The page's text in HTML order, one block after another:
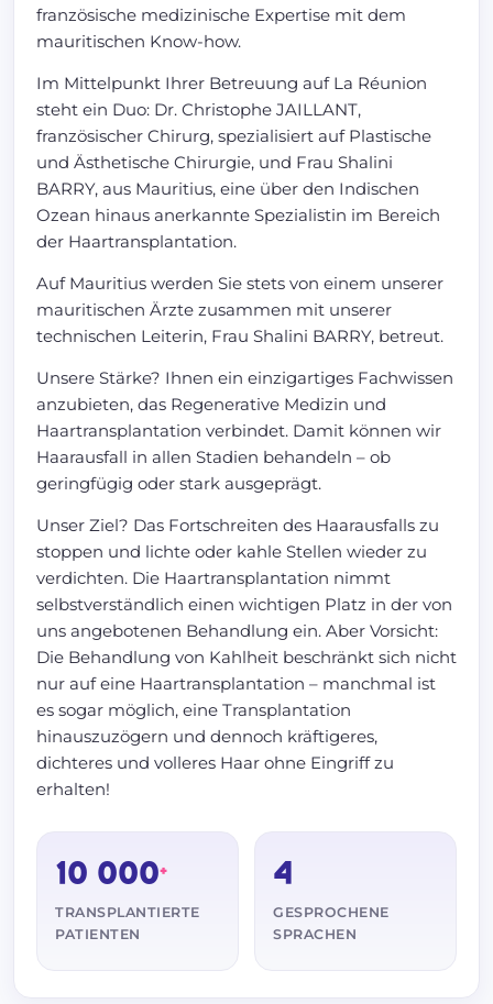
französische medizinische Expertise mit dem
mauritischen Know-how.
Im Mittelpunkt Ihrer Betreuung auf La Réunion
steht ein Duo: Dr. Christophe JAILLANT,
französischer Chirurg, spezialisiert auf Plastische
und Ästhetische Chirurgie, und Frau Shalini
BARRY, aus Mauritius, eine über den Indischen
Ozean hinaus anerkannte Spezialistin im Bereich
der Haartransplantation.
Auf Mauritius werden Sie stets von einem unserer
mauritischen Ärzte zusammen mit unserer
technischen Leiterin, Frau Shalini BARRY, betreut.
Unsere Stärke? Ihnen ein einzigartiges Fachwissen
anzubieten, das Regenerative Medizin und
Haartransplantation verbindet. Damit können wir
Haarausfall in allen Stadien behandeln – ob
geringfügig oder stark ausgeprägt.
Unser Ziel? Das Fortschreiten des Haarausfalls zu
stoppen und lichte oder kahle Stellen wieder zu
verdichten. Die Haartransplantation nimmt
selbstverständlich einen wichtigen Platz in der von
uns angebotenen Behandlung ein. Aber Vorsicht:
Die Behandlung von Kahlheit beschränkt sich nicht
nur auf eine Haartransplantation – manchmal ist
es sogar möglich, eine Transplantation
hinauszuzögern und dennoch kräftigeres,
dichteres und volleres Haar ohne Eingriff zu
erhalten!
10 000+
TRANSPLANTIERTE
PATIENTEN
4
GESPROCHENE
SPRACHEN